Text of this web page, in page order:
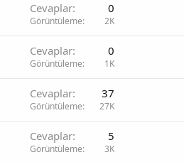
Cevaplar 0
Görüntüleme 2K
Cevaplar 0
Görüntüleme 1K
Cevaplar 37
Görüntüleme 27K
Cevaplar 5
Görüntüleme 3K